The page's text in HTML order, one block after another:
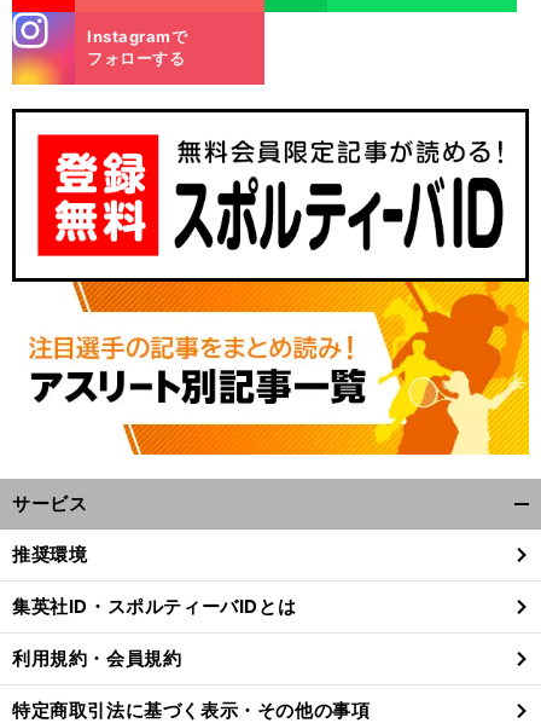
m
Instagramで
フォローする
サービス
閉
る
推奨環境
集英社ID・スポルティーバIDとは
利用規約・会員規約
特定商取引法に基づく表示・その他の事項